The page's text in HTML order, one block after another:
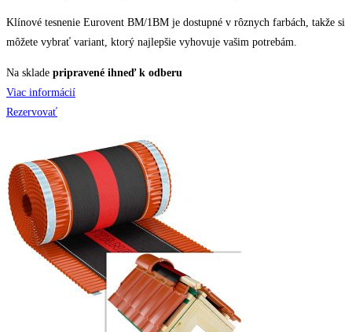
Klínové tesnenie Eurovent BM/1BM je dostupné v rôznych farbách, takže si
môžete vybrať variant, ktorý najlepšie vyhovuje vašim potrebám.
Na sklade pripravené ihneď k odberu
Viac informácií
Rezervovať